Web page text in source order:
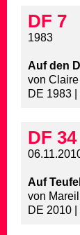
DF 7
1983
Auf den
von
DE 1983 |
DF 34
Auf
von
DE 2010 |